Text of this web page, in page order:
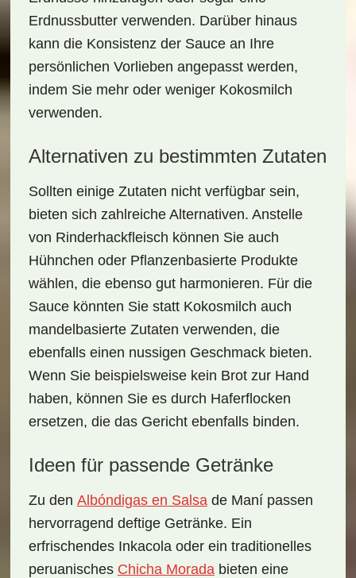
Erdnussbutterverwenden. Darüber hinaus
kann die Konsistenz der Sauce an Ihre
persönlichen Vorlieben angepasst werden,
indem Sie mehr oder weniger Kokosmilch
verwenden.
Alternativen zu bestimmten Zutaten
Sollten einige Zutaten nicht verfügbar sein,
bieten sich zahlreiche Alternativen. Anstelle
von Rinderhackfleisch können Sie auch
Hühnchen oder Pflanzenbasierte Produkte
wählen, die ebenso gut harmonieren. Für die
Sauce könnten Sie statt Kokosmilch auch
mandelbasierte Zutaten verwenden, die
ebenfalls einen nussigen Geschmack bieten.
Wenn Sie beispielsweise kein Brotzur Hand
haben, können Sie es durch Haferflocken
ersetzen, die das Gericht ebenfalls binden.
Ideen für passende Getränke
Zu den Albóndigas en Salsade Maní passen
hervorragend deftige Getränke. Ein
erfrischendes Inkacolaoder ein traditionelles
peruanisches Chicha Moradabieten eine